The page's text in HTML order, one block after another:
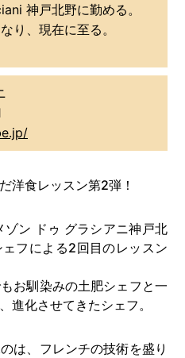
神戸北野に勤める。
り、現在に至る。
洋食レッスン第2弾！
ン ドゥ グラシアニ神戸北
フによる2回目のレッスン
お馴染みの土肥シェフと一
進化させてきたシェフ。
は、フレンチの技術を盛り